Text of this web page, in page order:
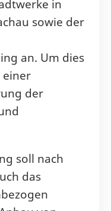
in
sowie der
an. Um dies
einer
der
soll nach
das